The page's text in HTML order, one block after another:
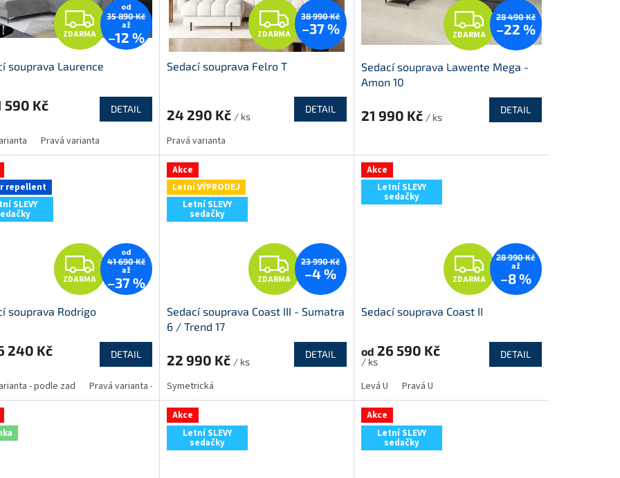
Z
D
A
R
M
A
ZDARMA
od
35 890 Kč
až
–12 %
souprava Laurence
590 Kč DETAIL
Pravá varianta
Z
D
R
A
ZDARMA
38 990 Kč
–37 %
Sedací souprava Felro T
24 290 Kč / ks
DETAIL
Pravá varianta
Z
D
A
R
A
ZDARMA
28 490 Kč
–22 %
Sedací souprava Lawente Mega -
Amon 10
21 990 Kč / ks
DETAIL
repellent
SLEVY
Z
D
A
R
M
A
ZDARMA
od
41 690 Kč
až
–37 %
souprava Rodrigo
240 Kč DETAIL
- podle zad Pravá varianta - podle zad
Akce
Letní VÝPRODEJ
Letní SLEVY
sedačky
Z
D
A
R
A
ZDARMA
23 990 Kč
–4 %
Sedací souprava Coast III - Sumatra
6 / Trend 17
22 990 Kč / ks
DETAIL
Symetrická
Akce
Letní SLEVY
sedačky
Z
D
R
A
ZDARMA
28 990 Kč
až
–8 %
Sedací souprava Coast II
od 26 590 Kč
/ ks
DETAIL
Levá U Pravá U
Akce
Letní SLEVY
sedačky
Akce
Letní SLEVY
sedačky